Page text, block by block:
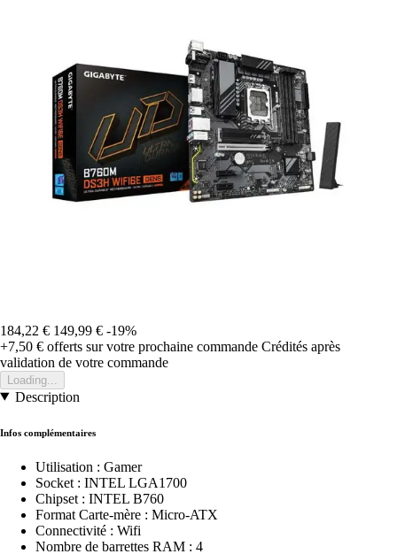
184,22 € 149,99 € -19%
+7,50 € offerts sur votre prochaine commande Crédités après
validation de votre commande
Loading...
Description
Infos complémentaires
Utilisation : Gamer
Socket : INTEL LGA1700
Chipset : INTEL B760
Format Carte-mère : Micro-ATX
Connectivité : Wifi
Nombre de barrettes RAM : 4